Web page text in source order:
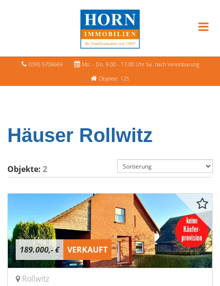
0395 5706669
Mo. - Do. 9.00 - 17.00 Uhr Sa. nach Vereinbarung
Objekte: 125
Häuser Rollwitz
Objekte: 2
189.000,- € VERKAUFT
Rollwitz